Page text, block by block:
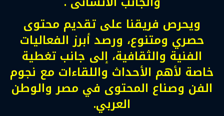
ويحرص فريقنا على تقديم محتوى
حصري ومتنوع، ورصد أبرز الفعاليات
الفنية والثقافية، إلى جانب تغطية
خاصة لأهم الأحداث واللقاءات مع نجوم
الفن وصناع المحتوى في مصر والوطن
العربي.